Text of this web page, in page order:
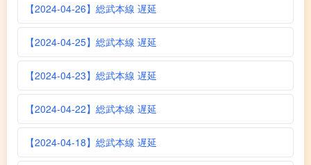
【2024-04-26】総武本線 遅延
【2024-04-25】総武本線 遅延
【2024-04-23】総武本線 遅延
【2024-04-22】総武本線 遅延
【2024-04-18】総武本線 遅延